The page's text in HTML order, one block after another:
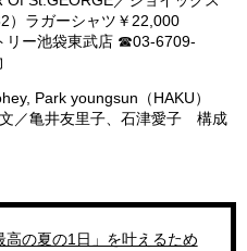
）ラガーシャツ￥22,000
リー池袋東武店 ☎︎03-6709-
Park youngsun（HAKU）
／亀井友里子、石津愛子 構成
高の夏の1日」を叶えるため